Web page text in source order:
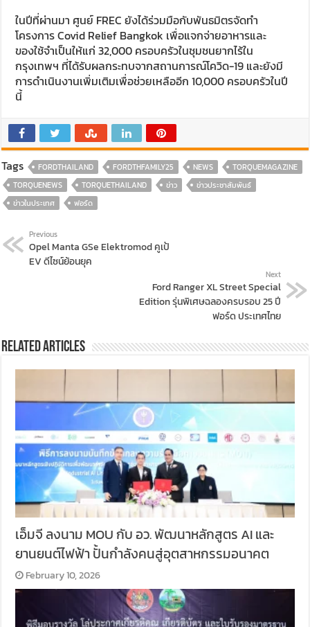
ในปีที่ผ่านมา ศูนย์ FREC ยังได้ร่วมมือกับพันธมิตรจัดทำ
โครงการ Covid Relief Bangkok เพื่อแจกจ่ายอาหารและ
ของใช้จำเป็นให้แก่ 32,000 ครอบครัวในชุมชนยากไร้ใน
กรุงเทพฯ ที่ได้รับผลกระทบจากสถานการณ์โควิด-19 และยังมี
การดำเนินงานเพิ่มเติมเพื่อช่วยเหลืออีก 10,000 ครอบครัวในปี
นี้
Tags FORDTHAILAND FORDTHFAMILY25 NEWS
TORQUEMAGAZINE
TORQUENEWS
TORQUETHAILAND ข่าว
ข่าวประชาสัมพันธ์
ข่าวในประเทศ
ฟอร์ด
Previous
Opel Manta GSe Elektromod คูเป้
EV ดีไซน์ย้อนยุค
Next
Ford Ranger XL Street Special
Edition รุ่นพิเศษฉลองครบรอบ 25 ปี
ฟอร์ด ประเทศไทย
Related Articles
เอ็มจี ลงนาม MOU กับ อว. พัฒนาหลักสูตร AI และ
ยานยนต์ไฟฟ้า ปั้นกำลังคนสู่อุตสาหกรรมอนาคต
February 10, 2026